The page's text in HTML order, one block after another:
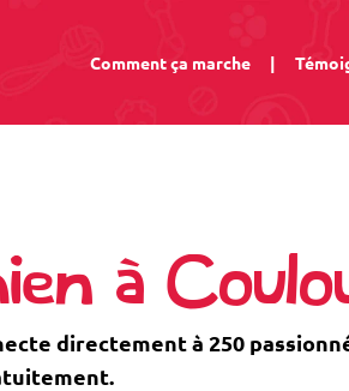
Comment ça marche |
à
directement à 250